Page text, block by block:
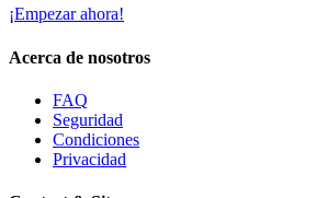
¡Empezar ahora!
Acerca de nosotros
FAQ
Seguridad
Condiciones
Privacidad